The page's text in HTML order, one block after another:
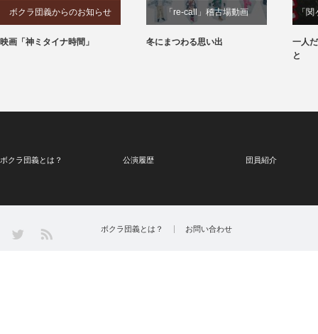
ボクラ団義からのお知らせ
映画「神ミタイナ時間」
「re-call」稽古場動画
冬にまつわる思い出
「
一人
と
ボクラ団義とは？ 公演履歴 団員紹介
Twitter ボクラ団義とは？ お問い合わせ